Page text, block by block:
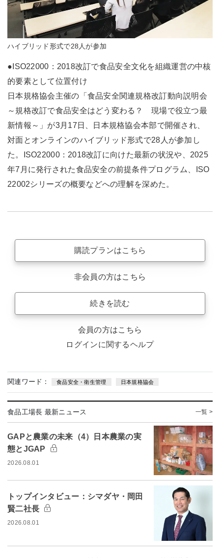
ハイブリッド形式で28人が参加
●ISO22000：2018改訂で食品安全文化を組織運営の中核
的要素として位置付け
日本規格協会主催の「食品安全関連規格改訂動向説明会
～規格改訂で食品安全はどう変わる？ 現場で役立つ最
新情報～」が3月17日、日本規格協会本部で開催され、
対面とオンラインのハイブリッド形式で28人が参加し
た。ISO22000：2018改訂に向けた最新の状況や、2025
年7月に発行された食品安全の前提条件プログラム、ISO
22002シリーズの概要などへの理解を深めた。
購読プランはこちら
非会員の方はこちら
続きを読む
会員の方はこちら
ログインに関するヘルプ
関連ワード： 食品安全・衛生管理 日本規格協会
食品工場長 最新ニュース 一覧 >
GAPと農業の未来（4）日本農業の実
態とJGAP
2026.08.01
トップインタビュー：シマダヤ・岡田
賢二社長
2026.08.01